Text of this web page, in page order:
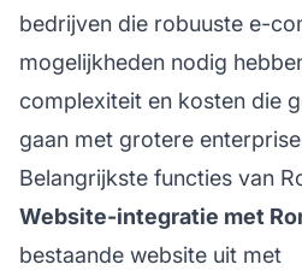
bedrijven die robuuste e-
mogelijkheden nodig
complexiteit en kosten die
gaan met grotere
Belangrijkste functies van
Website-integratie met
bestaande website uit met